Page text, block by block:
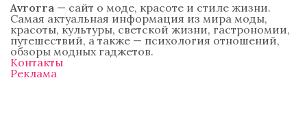
Avrorra — сайт о моде, красоте и стиле жизни.
Самая актуальная информация из мира моды,
красоты, культуры, светской жизни, гастрономии,
путешествий, а также — психология отношений,
обзоры модных гаджетов.
Контакты
Реклама